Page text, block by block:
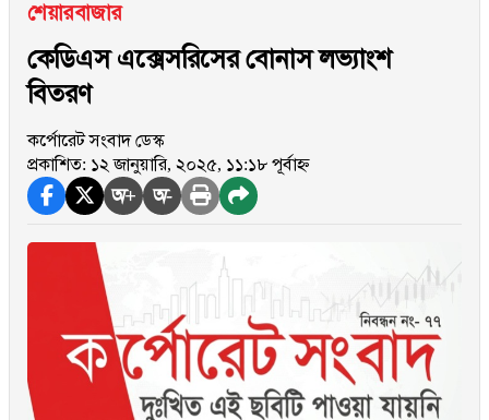
শেয়ারবাজার
কেডিএস এক্সেসরিসের বোনাস লভ্যাংশ
বিতরণ
কর্পোরেট সংবাদ ডেস্ক
প্রকাশিত: ১২ জানুয়ারি, ২০২৫, ১১:১৮ পূর্বাহ্ন
অ+ অ-